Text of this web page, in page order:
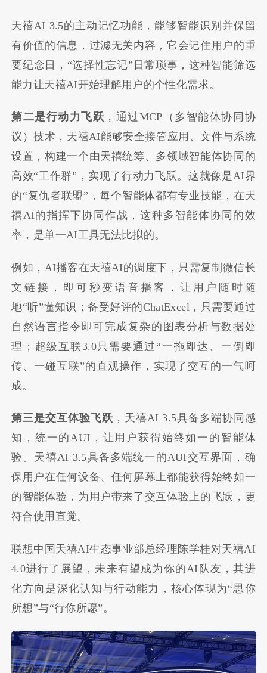
天禧AI 3.5的主动记忆功能，能够智能识别并保留
有价值的信息，过滤无关内容，它会记住用户的重
要纪念日，“选择性忘记”日常琐事，这种智能筛选
能力让天禧AI开始理解用户的个性化需求。
第二是行动力飞跃 ，通过MCP（多智能体协同协
议）技术，天禧AI能够安全接管应用、文件与系统
设置，构建一个由天禧统筹、多领域智能体协同的
高效“工作群”，实现了行动力飞跃。这就像是AI界
的“复仇者联盟”，每个智能体都有专业技能，在天
禧AI的指挥下协同作战，这种多智能体协同的效
率，是单一AI工具无法比拟的。
例如，AI播客在天禧AI的调度下，只需复制微信长
文链接，即可秒变语音播客，让用户随时随
地“听”懂知识；备受好评的ChatExcel，只需要通过
自然语言指令即可完成复杂的图表分析与数据处
理；超级互联3.0只需要通过“一拖即达、一倒即
传、一碰互联”的直观操作，实现了交互的一气呵
成。
第三是交互体验飞跃 ，天禧AI 3.5具备多端协同感
知，统一的AUI，让用户获得始终如一的智能体
验。天禧AI 3.5具备多端统一的AUI交互界面，确
保用户在任何设备、任何屏幕上都能获得始终如一
的智能体验，为用户带来了交互体验上的飞跃，更
符合使用直觉。
联想中国天禧AI生态事业部总经理陈学桂对天禧AI
4.0进行了展望，未来有望成为你的AI队友，其进
化方向是深化认知与行动能力，核心体现为“思你
所想”与“行你所愿”。